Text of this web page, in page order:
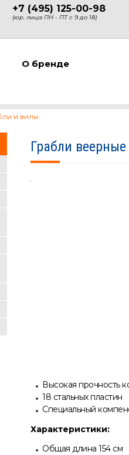
+7 (495) 125-00-98
(юр. лица ПН - ПТ с 9 до 18)
О бренде
и вилы
Грабли
Высокая прочность
18 стальных пластин
Специальный
Характеристики:
Общая длина 154 см